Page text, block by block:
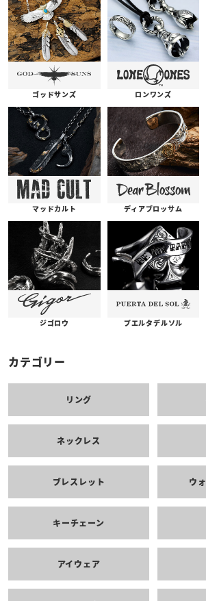
ゴッドサンズ ロンワンズ
マッドカルト ディアブロッサム
ジゴロウ プエルタデルソル
カテゴリー
リング
ネックレス
ブレスレット ウ
キーチェーン
アイウェア